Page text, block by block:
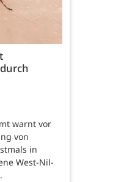
warnt vor
von
in
West-Nil-